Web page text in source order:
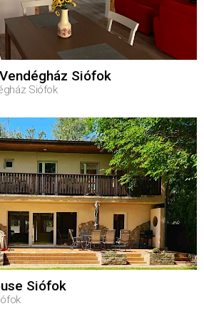
Siófok
Siófok
Siófok